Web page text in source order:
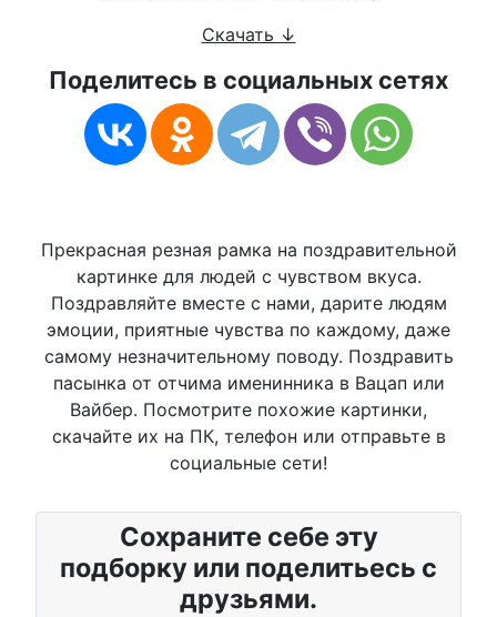
Скачать ↓
Поделитесь в социальных сетях
Прекрасная резная рамка на поздравительной
картинке для людей с чувством вкуса.
Поздравляйте вместе с нами, дарите людям
эмоции, приятные чувства по каждому, даже
самому незначительному поводу. Поздравить
пасынка от отчима именинника в Вацап или
Вайбер. Посмотрите похожие картинки,
скачайте их на ПК, телефон или отправьте в
социальные сети!
Сохраните себе эту
подборку или поделитьесь с
друзьями.